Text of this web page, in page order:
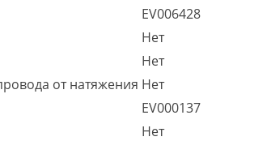
EV006428
Нет
Нет
от натяжения Нет
EV000137
Нет